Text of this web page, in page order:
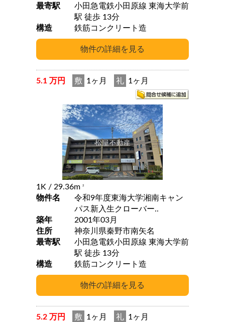
最寄駅
小田急電鉄小田原線 東海大学前
駅 徒歩 13分
構造
鉄筋コンクリート造
5.1 万円 敷 1ヶ月 礼 1ヶ月
1K / 29.36m 2
物件名
令和9年度東海大学湘南キャン
パス新入生クローバー..
築年
2001年03月
住所
神奈川県秦野市南矢名
最寄駅
小田急電鉄小田原線 東海大学前
駅 徒歩 13分
構造
鉄筋コンクリート造
5.2 万円 敷 1ヶ月 礼 1ヶ月